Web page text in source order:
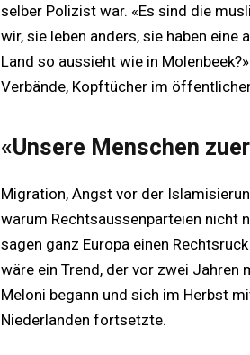
selber Polizist war. «Es sind die
wir, sie leben anders, sie haben eine
Land so aussieht wie in
Verbände, Kopftücher im
«Unsere Menschen
Migration, Angst vor der
warum Rechtsaussenparteien nicht
sagen ganz Europa einen
wäre ein Trend, der vor zwei Jahren
Meloni begann und sich im Herbst
Niederlanden fortsetzte.